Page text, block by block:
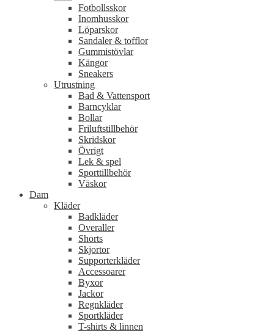
Fotbollsskor
Inomhusskor
Löparskor
Sandaler & tofflor
Gummistövlar
Kängor
Sneakers
Utrustning
Bad & Vattensport
Barncyklar
Bollar
Friluftstillbehör
Skridskor
Övrigt
Lek & spel
Sporttillbehör
Väskor
Dam
Kläder
Badkläder
Overaller
Shorts
Skjortor
Supporterkläder
Accessoarer
Byxor
Jackor
Regnkläder
Sportkläder
T-shirts & linnen